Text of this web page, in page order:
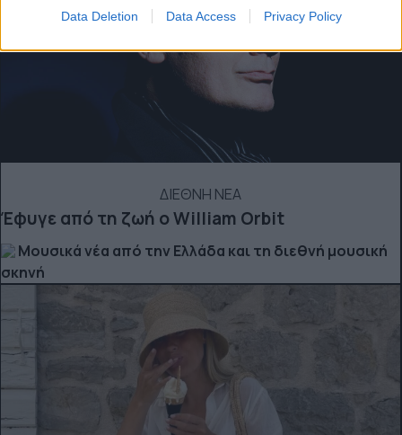
Data Deletion Data Access Privacy Policy
ΔΙΕΘΝΗ ΝΕΑ
Έφυγε από τη ζωή ο William Orbit
Μουσικά νέα από την Ελλάδα και τη διεθνή μουσική
σκηνή